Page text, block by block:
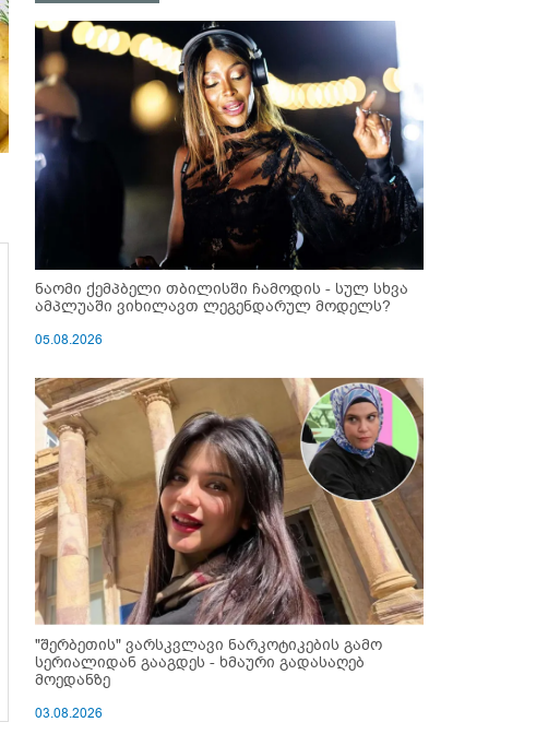
ნაომი ქემპბელი თბილისში ჩამოდის - სულ სხვა
ამპლუაში ვიხილავთ ლეგენდარულ მოდელს?
05.08.2026
"შერბეთის" ვარსკვლავი ნარკოტიკების გამო
სერიალიდან გააგდეს - ხმაური გადასაღებ
მოედანზე
03.08.2026